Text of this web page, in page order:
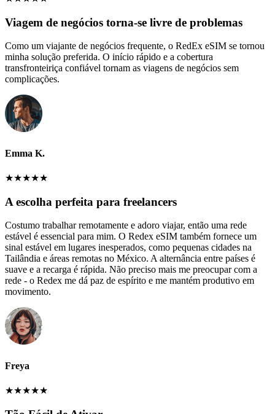
Viagem de negócios torna-se livre de problemas
Como um viajante de negócios frequente, o RedEx eSIM se tornou
minha solução preferida. O início rápido e a cobertura
transfronteiriça confiável tornam as viagens de negócios sem
complicações.
Emma K.
★★★★★
A escolha perfeita para freelancers
Costumo trabalhar remotamente e adoro viajar, então uma rede
estável é essencial para mim. O Redex eSIM também fornece um
sinal estável em lugares inesperados, como pequenas cidades na
Tailândia e áreas remotas no México. A alternância entre países é
suave e a recarga é rápida. Não preciso mais me preocupar com a
rede - o Redex me dá paz de espírito e me mantém produtivo em
movimento.
Freya
★★★★★